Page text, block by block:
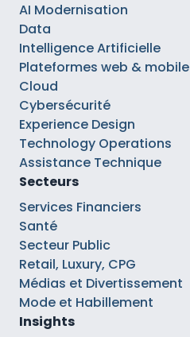
AI Modernisation
Data
Intelligence Artificielle
Plateformes web & mobile
Cloud
Cybersécurité
Experience Design
Technology Operations
Assistance Technique
Secteurs
Services Financiers
Santé
Secteur Public
Retail, Luxury, CPG
Médias et Divertissement
Mode et Habillement
Insights